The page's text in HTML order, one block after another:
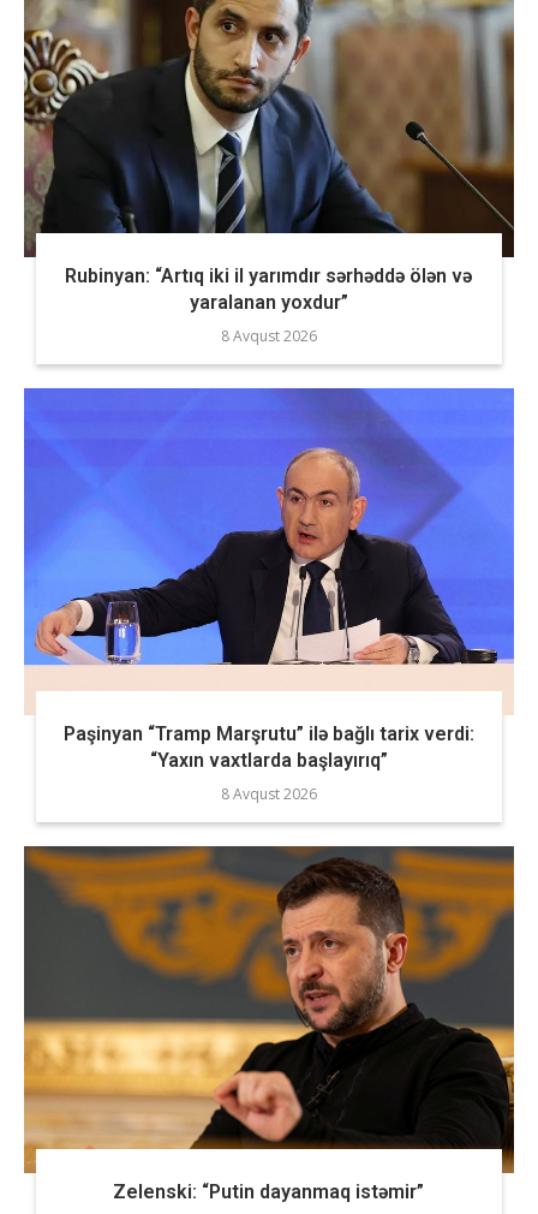
Rubinyan: “Artıq iki il yarımdır sərhəddə ölən və
yaralanan yoxdur”
8 Avqust 2026
Paşinyan “Tramp Marşrutu” ilə bağlı tarix verdi:
“Yaxın vaxtlarda başlayırıq”
8 Avqust 2026
Zelenski: “Putin dayanmaq istəmir”